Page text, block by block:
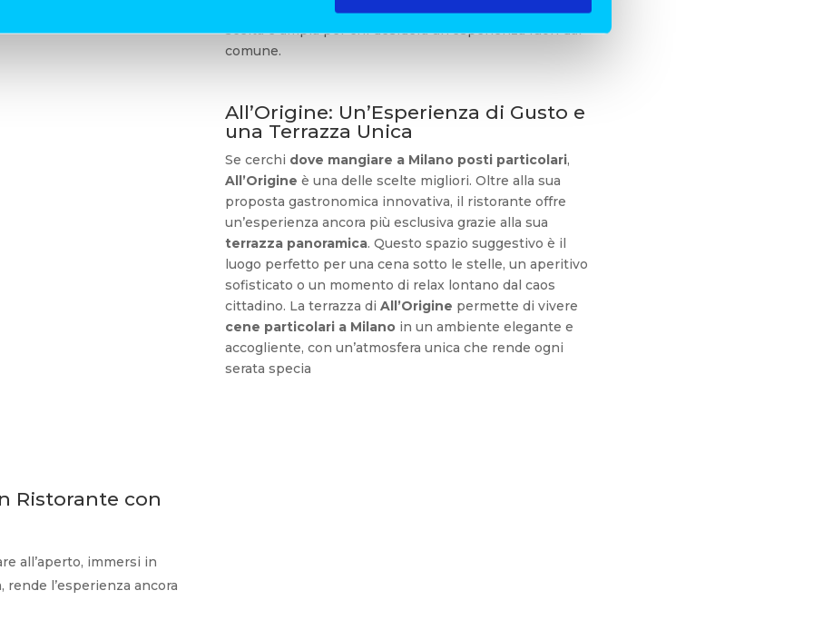
proposte che uniscono tradizione e innovazione, la
scelta è ampia per chi desidera un’esperienza fuori dal
comune.
All’Origine: Un’Esperienza di Gusto e
una Terrazza Unica
Se cerchi dove mangiare a Milano posti particolari,
All’Origine è una delle scelte migliori. Oltre alla sua
proposta gastronomica innovativa, il ristorante offre
un’esperienza ancora più esclusiva grazie alla sua
terrazza panoramica. Questo spazio suggestivo è il
luogo perfetto per una cena sotto le stelle, un aperitivo
sofisticato o un momento di relax lontano dal caos
cittadino. La terrazza di All’Origine permette di vivere
cene particolari a Milanoin un ambiente elegante e
accogliente, con un’atmosfera unica che rende ogni
serata specia
Ristorante con
all’aperto, immersi in
rende l’esperienza ancora